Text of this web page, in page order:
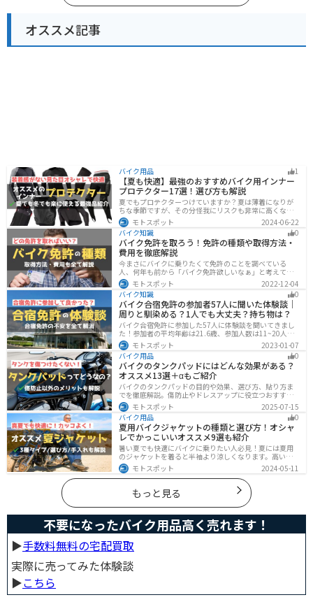
オススメ記事
バイク用品 1
【夏も快適】最強のおすすめバイク用インナー
プロテクター17選！選び方も解説
夏でもプロテクターつけていますか？夏は薄着になりが
ちな季節ですが、その分怪我にリスクも非常に高くなり
ます。夏こそプロテクターをつけるようにしましょう。通
気性や速乾性に優れたインナープロテクターであれば夏
場でも快適に使用できます。今回は快適なインナープロ
テクターをまとめて紹介します。
モトスポット
2024-06-22
バイク知識
0
バイク免許を取ろう！免許の種類や取得方法・
費用を徹底解説
今まさにバイクに乗りたくて免許のことを調べている
人、何年も前から「バイク免許欲しいなぁ」と考えてい
るうちに時間ばかりが経っている人。そんな人々に役立
つ情報を分かりやすくまとめました。バイク免許の種類
や、免許を取るための方法や必要な費用・日数などにつ
いて解説します。
モトスポット
2022-12-04
バイク知識
0
バイク合宿免許の参加者57人に聞いた体験談｜
周りと馴染める？1人でも大丈夫？持ち物は？
バイク合宿免許に参加した57人に体験談を聞いてきまし
た！参加者の平均年齢は21.6歳、参加人数は11~20人な
ど統計情報や人間関係はどうだったのか、持っていくべ
きものなど参加する前に知っておきたい情報をまとめま
した。
モトスポット
2023-01-07
バイク用品
0
バイクのタンクパッドにはどんな効果がある？
オススメ13選＋αもご紹介
バイクのタンクパッドの目的や効果、選び方、貼り方ま
でを徹底解説。傷防止やドレスアップに役立つおすすめ
アイテムも紹介。初心者にも分かりやすい内容で、タン
クパッド選びに迷っている方に最適な情報をお届けしま
す。
モトスポット
2025-07-15
バイク用品
0
夏用バイクジャケットの種類と選び方！オシャ
レでかっこいいオススメ9選も紹介
暑い夏でも快適にバイクに乗りたい人必見！夏には夏用
のジャケットを着ると半袖より涼しくなります。高い透
湿性のフルメッシュ素材やハーフメッシュはもちろん、
デザイン性に優れたテキスタイルジャケットもあるの
で、カッコよくバイクに乗りたい人でも使える装備があ
ります。
モトスポット 2024-05-11
もっと見る
不要になったバイク用品高く売れます！
▶︎手数料無料の宅配買取
実際に売ってみた体験談
▶︎こちら